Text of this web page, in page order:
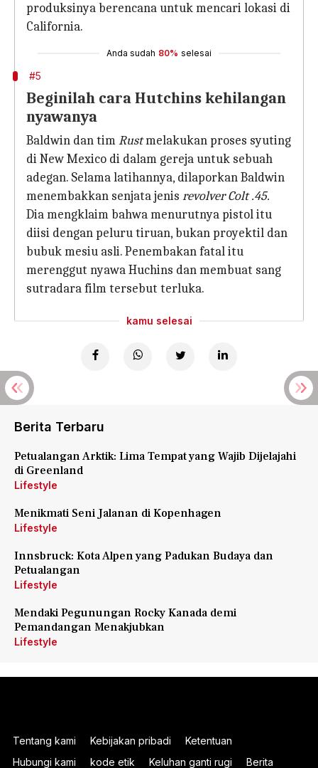
produksinya berencana untuk mencari lokasi di
California.
Anda sudah 80% selesai
#5
Beginilah cara Hutchins kehilangan
nyawanya
Baldwin dan timRustmelakukan proses syuting
di New Mexico di dalam gereja untuk sebuah
adegan. Selama latihannya, dilaporkan Baldwin
menembakkan senjata jenis revolver Colt .45.
Dia mengklaim bahwa menurutnya pistol itu
diisi dengan peluru tiruan, bukan proyektil dan
bubuk mesiu asli. Penembakan fatal itu
merenggut nyawa Huchins dan membuat sang
sutradara film tersebut terluka.
kamu selesai
Berita Terbaru
Petualangan Arktik: Lima Tempat yang Wajib Dijelajahi
di Greenland
Lifestyle
Menikmati Seni Jalanan di Kopenhagen
Lifestyle
Innsbruck: Kota Alpen yang Padukan Budaya dan
Petualangan
Lifestyle
Mendaki Pegunungan Rocky Kanada demi
Pemandangan Menakjubkan
Lifestyle
Tentang kami Kebijakan pribadi
Ketentuan
Hubungi kami
kode etik Keluhan ganti rugi Berita